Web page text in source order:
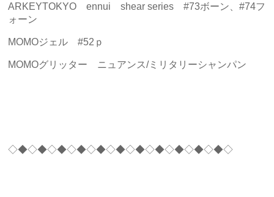
ARKEYTOKYO ennui shear series #73ボーン、#74フ
ォーン
MOMOジェル #52ｐ
MOMOグリッター ニュアンス/ミリタリーシャンパン
◇◆◇◆◇◆◇◆◇◆◇◆◇◆◇◆◇◆◇◆◇◆◇